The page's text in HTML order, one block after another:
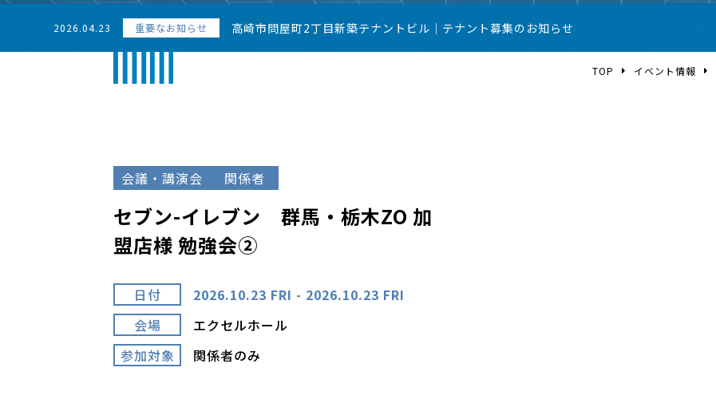
2026.04.23 重要なお知らせ 高崎市問屋町2丁目新築テナントビル｜テナント募集のお知らせ
TOP イベント情報
会議・講演会 関係者
セブン-イレブン 群馬・栃木ZO 加
盟店様 勉強会②
日付
2026.10.23 FRI - 2026.10.23 FRI
会場
エクセルホール
参加対象
関係者のみ